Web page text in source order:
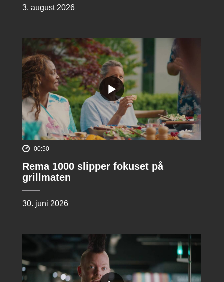
3. august 2026
00:50
Rema 1000 slipper fokuset på
grillmaten
30. juni 2026